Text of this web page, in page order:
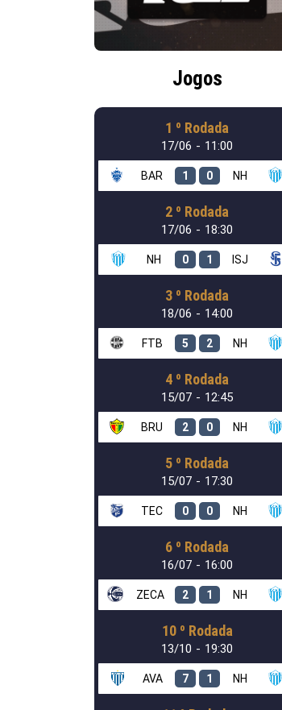
Jogos
1 º Rodada
17/06 - 11:00
BAR 1 0 NH
2 º Rodada
17/06 - 18:30
NH 0 1 ISJ
3 º Rodada
18/06 - 14:00
FTB 5 2 NH
4 º Rodada
15/07 - 12:45
BRU 2 0 NH
5 º Rodada
15/07 - 17:30
TEC 0 0 NH
6 º Rodada
16/07 - 16:00
ZECA 2 1 NH
10 º Rodada
13/10 - 19:30
AVA 7 1 NH